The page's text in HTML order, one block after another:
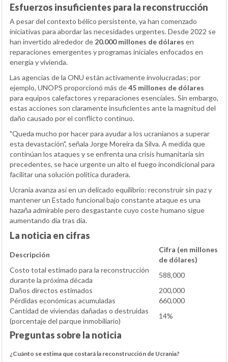
Esfuerzos insuficientes para la reconstrucción
A pesar del contexto bélico persistente, ya han comenzado
iniciativas para abordar las necesidades urgentes. Desde 2022 se
han invertido alrededor de 20.000 millones de dólares en
reparaciones emergentes y programas iniciales enfocados en
energía y vivienda.
Las agencias de la ONU están activamente involucradas; por
ejemplo, UNOPS proporcionó más de45 millones de dólares
para equipos calefactores y reparaciones esenciales. Sin embargo,
estas acciones son claramente insuficientes ante la magnitud del
daño causado por el conflicto continuo.
"Queda mucho por hacer para ayudar a los ucranianos a superar
esta devastación", señala Jorge Moreira da Silva. A medida que
continúan los ataques y se enfrenta una crisis humanitaria sin
precedentes, se hace urgente un alto el fuego incondicional para
facilitar una solución política duradera.
Ucrania avanza así en un delicado equilibrio: reconstruir sin paz y
mantener un Estado funcional bajo constante ataque es una
hazaña admirable pero desgastante cuyo coste humano sigue
aumentando día tras día.
La noticia en cifras
Descripción
Cifra (en millones
de dólares)
Costo total estimado para la reconstrucción
durante la próxima década
588,000
Daños directos estimados
200,000
Pérdidas económicas acumuladas
660,000
Cantidad de viviendas dañadas o destruidas
(porcentaje del parque inmobiliario)
14%
Preguntas sobre la noticia
¿Cuánto se estima que costará la reconstrucción de Ucrania?